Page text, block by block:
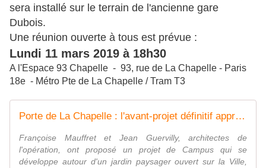
sera installé sur le terrain de l'ancienne gare
Dubois.
Une réunion ouverte à tous est prévue :
Lundi 11 mars 2019 à 18h30
A l'Espace 93 Chapelle - 93, rue de La Chapelle - Paris
18e - Métro Pte de La Chapelle / Tram T3
Porte de La Chapelle : l'avant-projet définitif approuvé
Françoise Mauffret et Jean Guervilly, architectes de
l'opération, ont proposé un projet de Campus qui se
développe autour d'un jardin paysager ouvert sur la Ville,